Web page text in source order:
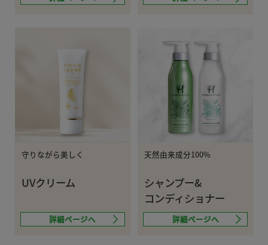
守りながら美しく
UVクリーム
詳細ページへ
天然由来成分100%
シャンプー&
コンディショナー
詳細ページへ